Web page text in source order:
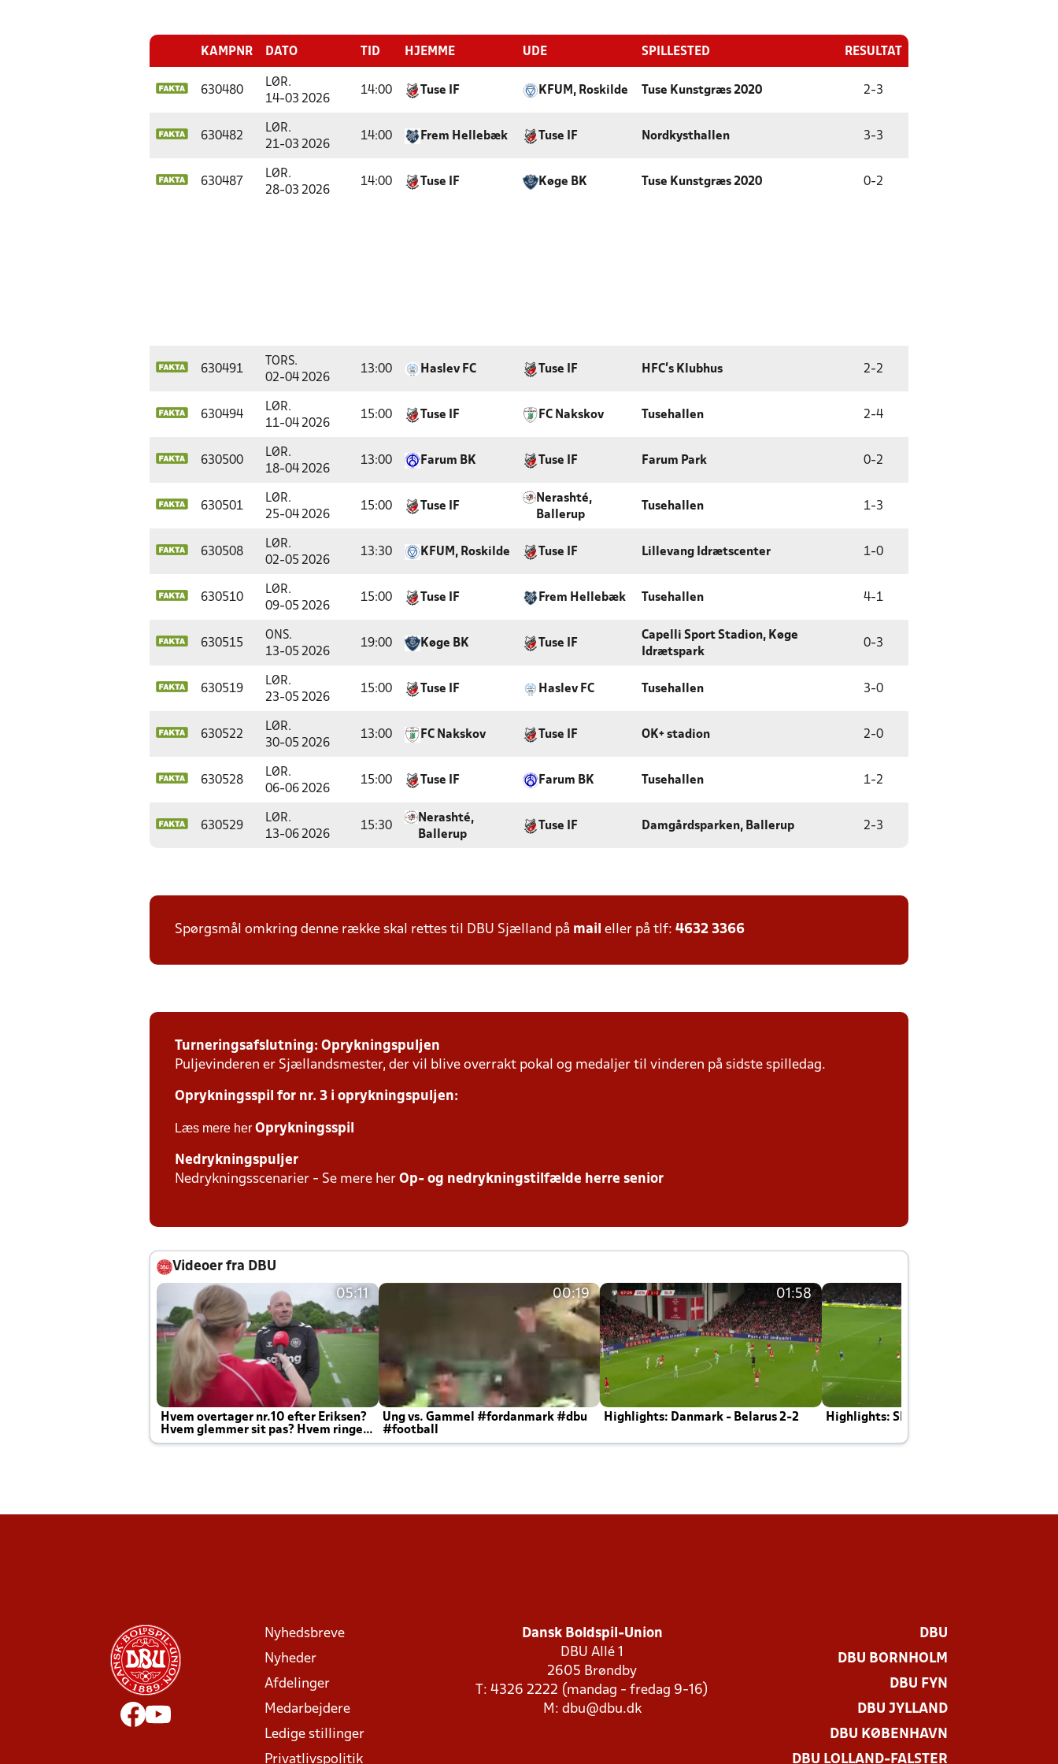
KAMPNR DATO TID HJEMME UDE SPILLESTED RESULTAT
630480
LØR.
14-03 2026
14:00 Tuse IF KFUM, Roskilde Tuse Kunstgræs 2020 2-3
630482
LØR.
21-03 2026
14:00 Frem Hellebæk Tuse IF Nordkysthallen 3-3
630487
LØR.
28-03 2026
14:00 Tuse IF Køge BK Tuse Kunstgræs 2020 0-2
630491
TORS.
02-04 2026
13:00 Haslev FC Tuse IF HFC's Klubhus 2-2
630494
LØR.
11-04 2026
15:00 Tuse IF FC Nakskov Tusehallen 2-4
630500
LØR.
18-04 2026
13:00 Farum BK Tuse IF Farum Park 0-2
630501
LØR.
25-04 2026
15:00 Tuse IF
Nerashté,
Ballerup
Tusehallen 1-3
630508
LØR.
02-05 2026
13:30 KFUM, Roskilde Tuse IF Lillevang Idrætscenter 1-0
630510
LØR.
09-05 2026
15:00 Tuse IF Frem Hellebæk Tusehallen 4-1
630515
ONS.
13-05 2026
19:00 Køge BK Tuse IF
Capelli Sport Stadion, Køge
Idrætspark
0-3
630519
LØR.
23-05 2026
15:00 Tuse IF Haslev FC Tusehallen 3-0
630522
LØR.
30-05 2026
13:00 FC Nakskov Tuse IF OK+ stadion 2-0
630528
LØR.
06-06 2026
15:00 Tuse IF Farum BK Tusehallen 1-2
630529
LØR.
13-06 2026
15:30
Nerashté,
Ballerup
Tuse IF Damgårdsparken, Ballerup 2-3
Spørgsmål omkring denne række skal rettes til DBU Sjælland på mail eller på tlf: 4632 3366
Turneringsafslutning: Oprykningspuljen
Puljevinderen er Sjællandsmester, der vil blive overrakt pokal og medaljer til vinderen på sidste spilledag.
Oprykningsspil for nr. 3 i oprykningspuljen:
Læs mere her Oprykningsspil
Nedrykningspuljer
Nedrykningsscenarier - Se mere her Op- og nedrykningstilfælde herre senior
Videoer fra DBU
05:11
Hvem overtager nr.10 efter Eriksen?
Hvem glemmer sit pas? Hvem ringer
Joachim altid til efter kampe?
00:19
Ung vs. Gammel #fordanmark #dbu
#football
01:58
Highlights: Danmark - Belarus 2-2 Highlights: Skotland - Danmark 4-2
Nyhedsbreve
Nyheder
Afdelinger
Medarbejdere
Ledige stillinger
Privatlivspolitik
Dansk Boldspil-Union
DBU Allé 1
2605 Brøndby
T: 4326 2222 (mandag - fredag 9-16)
M: dbu@dbu.dk
DBU
DBU BORNHOLM
DBU FYN
DBU JYLLAND
DBU KØBENHAVN
DBU LOLLAND-FALSTER